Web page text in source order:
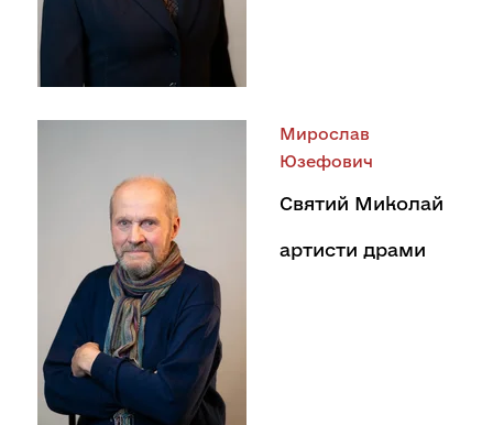
Мирослав
Юзефович
Святий Миколай
артисти драми